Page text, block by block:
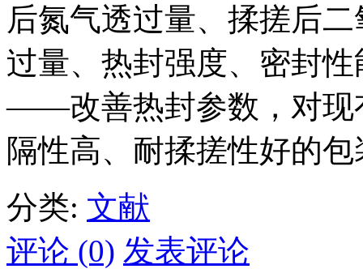
后氮气透过量、揉搓后
过量、热封强度、密封
——改善热封参数，对现
隔性高、耐揉搓性好的
分类: 文献
评论 (0) 发表评论